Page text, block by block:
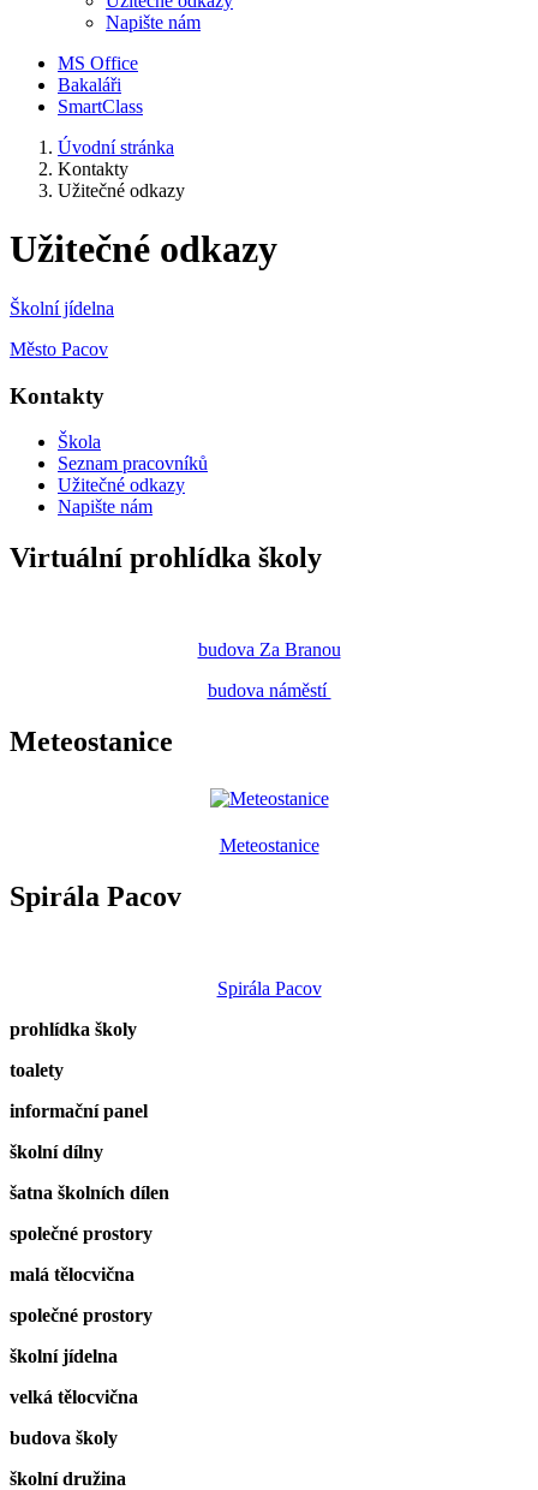
Napište nám
MS Office
Bakaláři
SmartClass
Úvodní stránka
Kontakty
Užitečné odkazy
Užitečné odkazy
Školní jídelna
Město Pacov
Kontakty
Škola
Seznam pracovníků
Užitečné odkazy
Napište nám
Virtuální prohlídka školy
budova Za Branou
budova náměstí
Meteostanice
Meteostanice
Spirála Pacov
Spirála Pacov
prohlídka školy
toalety
informační panel
školní dílny
šatna školních dílen
společné prostory
malá tělocvična
společné prostory
školní jídelna
velká tělocvična
budova školy
školní družina